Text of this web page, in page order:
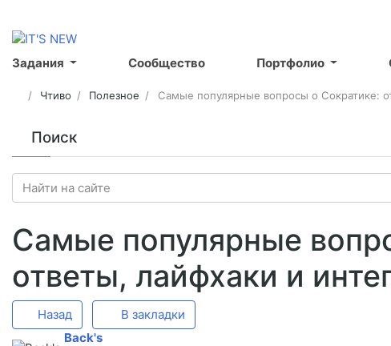
Задания Сообщество Портфолио
Чтиво Полезное Самые популярные вопросы о Сократике:
Поиск
Самые популярные
ответы, лайфхаки и
Назад
В закладки
Back's